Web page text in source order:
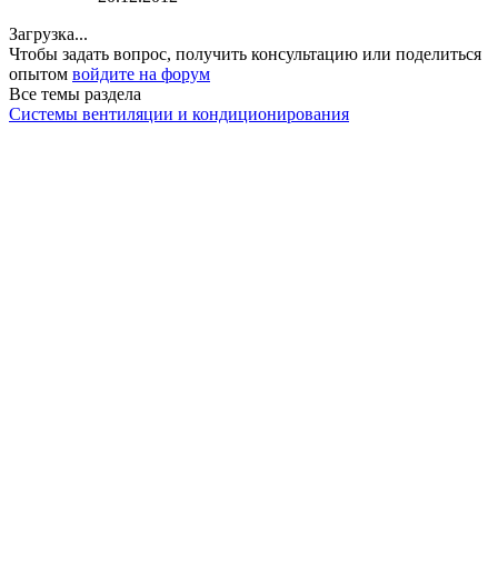
Загрузка...
Чтобы задать вопрос, получить консультацию или поделиться
опытом войдите на форум
Все темы раздела
Системы вентиляции и кондиционирования